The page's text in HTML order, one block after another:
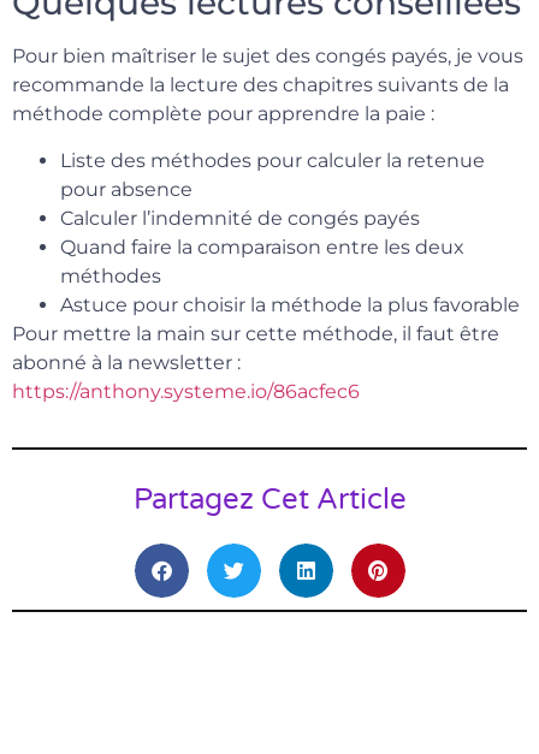
Pour bien maîtriser le sujet des congés payés, je vous
recommande la lecture des chapitres suivants de la
méthode complète pour apprendre la paie :
Liste des méthodes pour calculer la retenue
pour absence
Calculer l’indemnité de congés payés
Quand faire la comparaison entre les deux
méthodes
Astuce pour choisir la méthode la plus favorable
Pour mettre la main sur cette méthode, il faut être
abonné à la newsletter :
https://anthony.systeme.io/86acfec6
Partagez Cet Article